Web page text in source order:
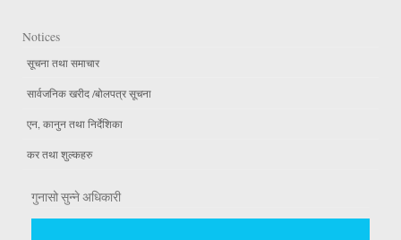
Notices
सूचना तथा समाचार
सार्वजनिक खरीद /बोलपत्र सूचना
एन, कानुन तथा निर्देशिका
कर तथा शुल्कहरु
गुनासो सुन्ने अधिकारी